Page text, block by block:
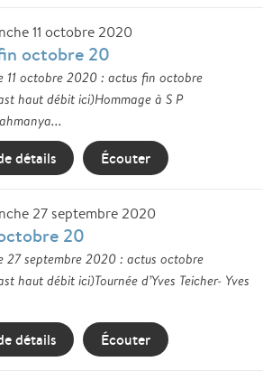
11 octobre 2020
octobre 20
11 octobre 2020 : actus fin octobre
haut débit ici)Hommage à S P
détails Écouter
27 septembre 2020
20
27 septembre 2020 : actus octobre
haut débit ici)Tournée d’Yves Teicher- Yves
détails Écouter